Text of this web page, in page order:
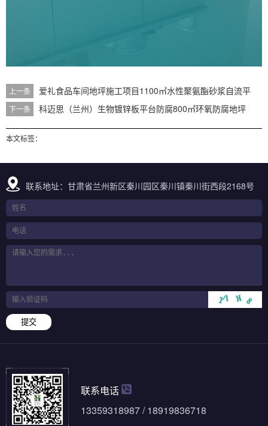
上一条 爱礼食品车间地坪施工项目1100㎡水性聚氨酯砂浆自流平
下一条 科迈思（兰州）生物镀锌板平台防腐800㎡环氧防腐地坪
本文标签：
联系地址：甘肃省兰州新区秦川园区秦川镇秦川街西段2168号
提交
联系电话
13359318987 / 18919836718